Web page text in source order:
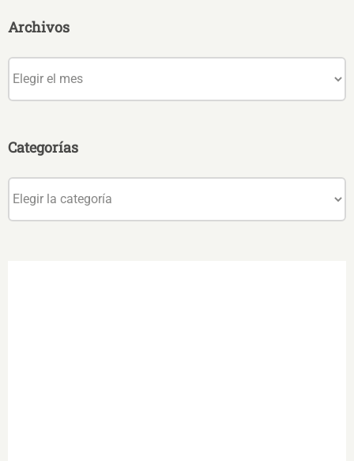
Archivos
Categorías